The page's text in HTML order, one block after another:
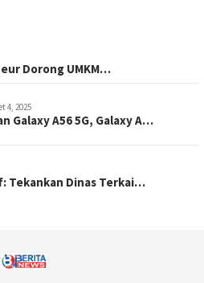
Dorong UMKM…
4, 2025
Galaxy A56 5G, Galaxy A…
Tekankan Dinas Terkai…